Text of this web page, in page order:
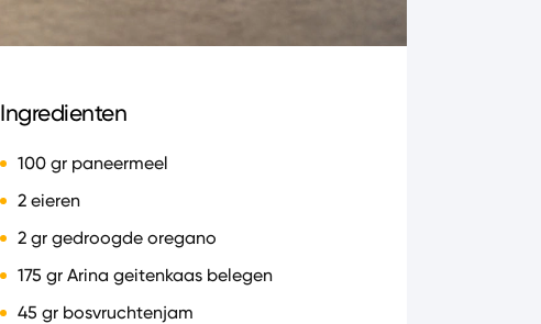
Ingredienten
100 gr paneermeel
2 eieren
2 gr gedroogde oregano
175 gr Arina geitenkaas belegen
45 gr bosvruchtenjam